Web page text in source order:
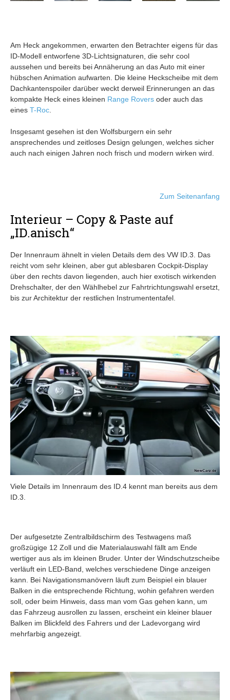
Am Heck angekommen, erwarten den Betrachter eigens für das
ID-Modell entworfene 3D-Lichtsignaturen, die sehr cool
aussehen und bereits bei Annäherung an das Auto mit einer
hübschen Animation aufwarten. Die kleine Heckscheibe mit dem
Dachkantenspoiler darüber weckt derweil Erinnerungen an das
kompakte Heck eines kleinen Range Rovers oder auch das
eines T-Roc
Insgesamt gesehen ist den Wolfsburgern ein sehr
ansprechendes und zeitloses Design gelungen, welches sicher
auch nach einigen Jahren noch frisch und modern wirken wird.
Zum Seitenanfang
Interieur – Copy & Paste auf
„ID.anisch“
Der Innenraum ähnelt in vielen Details dem des VW ID.3. Das
reicht vom sehr kleinen, aber gut ablesbaren Cockpit-Display
über den rechts davon liegenden, auch hier exotisch wirkenden
Drehschalter, der den Wählhebel zur Fahrtrichtungswahl ersetzt,
bis zur Architektur der restlichen Instrumententafel.
Viele Details im Innenraum des ID.4 kennt man bereits aus dem
ID.3.
Der aufgesetzte Zentralbildschirm des Testwagens maß
großzügige 12 Zoll und die Materialauswahl fällt am Ende
wertiger aus als im kleinen Bruder. Unter der Windschutzscheibe
verläuft ein LED-Band, welches verschiedene Dinge anzeigen
kann. Bei Navigationsmanövern läuft zum Beispiel ein blauer
Balken in die entsprechende Richtung, wohin gefahren werden
soll, oder beim Hinweis, dass man vom Gas gehen kann, um
das Fahrzeug ausrollen zu lassen, erscheint ein kleiner blauer
Balken im Blickfeld des Fahrers und der Ladevorgang wird
mehrfarbig angezeigt.